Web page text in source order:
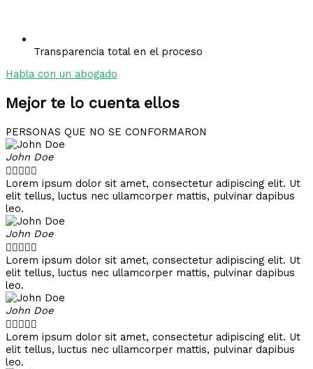
Transparencia total en el proceso
Habla con un abogado
Mejor te lo cuenta ellos
PERSONAS QUE NO SE CONFORMARON
John Doe

Lorem ipsum dolor sit amet, consectetur adipiscing elit. Ut
elit tellus, luctus nec ullamcorper mattis, pulvinar dapibus
leo.
John Doe

Lorem ipsum dolor sit amet, consectetur adipiscing elit. Ut
elit tellus, luctus nec ullamcorper mattis, pulvinar dapibus
leo.
John Doe

Lorem ipsum dolor sit amet, consectetur adipiscing elit. Ut
elit tellus, luctus nec ullamcorper mattis, pulvinar dapibus
leo.